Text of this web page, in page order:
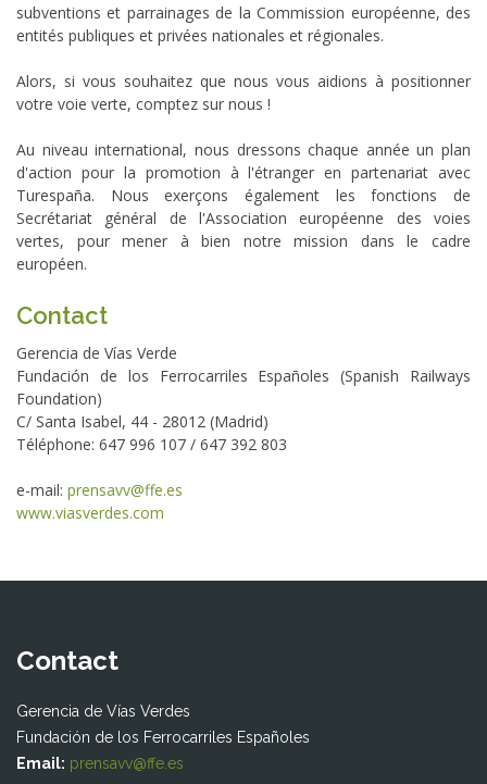
subventions et parrainages de la Commission européenne, des
entités publiques et privées nationales et régionales.
Alors, si vous souhaitez que nous vous aidions à positionner
votre voie verte, comptez sur nous !
Au niveau international, nous dressons chaque année un plan
d'action pour la promotion à l'étranger en partenariat avec
Turespaña. Nous exerçons également les fonctions de
Secrétariat général de l'Association européenne des voies
vertes, pour mener à bien notre mission dans le cadre
européen.
Contact
Gerencia de Vías Verde
Fundación de los Ferrocarriles Españoles (Spanish Railways
Foundation)
C/ Santa Isabel, 44 - 28012 (Madrid)
Téléphone: 647 996 107 / 647 392 803
e-mail: prensavv@ffe.es
www.viasverdes.com
Contact
Gerencia de Vías Verdes
Fundación de los Ferrocarriles Españoles
Email: prensavv@ffe.es